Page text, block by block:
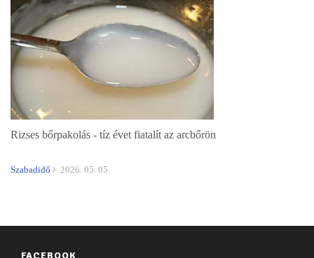
Rizses bőrpakolás - tíz évet fiatalít az arcbőrön
Szabadidő 2026. 05. 05.
FACEBOOK